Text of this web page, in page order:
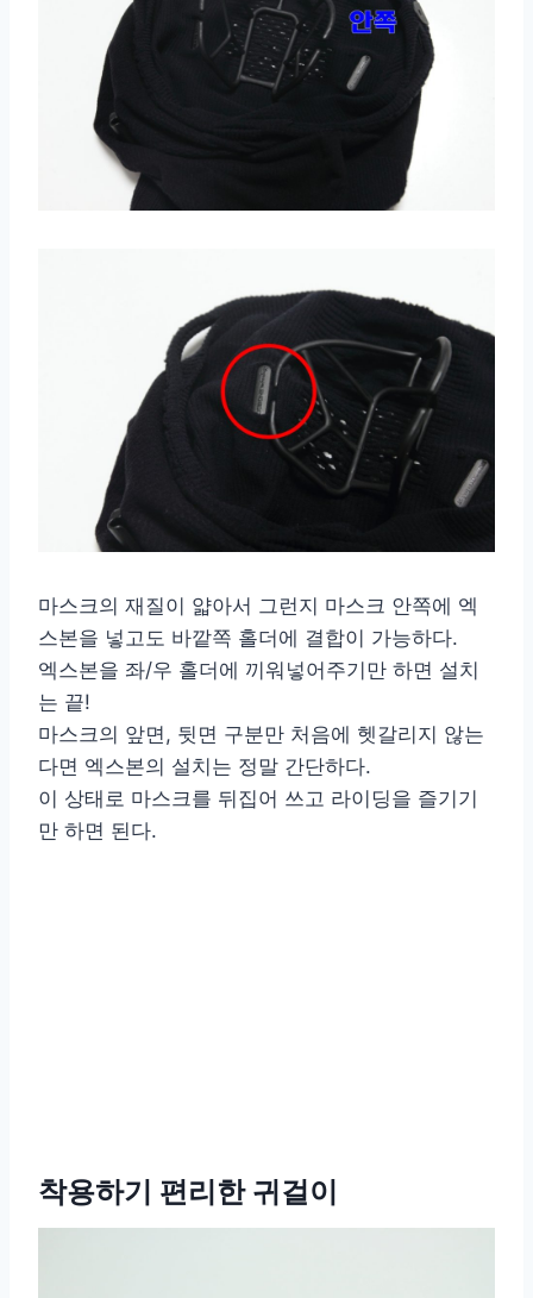
마스크의 재질이 얇아서 그런지 마스크 안쪽에 엑
스본을 넣고도 바깥쪽 홀더에 결합이 가능하다.
엑스본을 좌/우 홀더에 끼워넣어주기만 하면 설치
는 끝!
마스크의 앞면, 뒷면 구분만 처음에 헷갈리지 않는
다면 엑스본의 설치는 정말 간단하다.
이 상태로 마스크를 뒤집어 쓰고 라이딩을 즐기기
만 하면 된다.
착용하기 편리한 귀걸이